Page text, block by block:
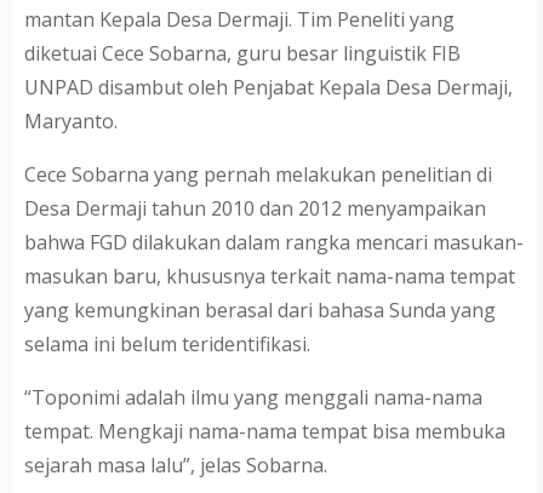
mantan Kepala Desa Dermaji. Tim Peneliti yang
diketuai Cece Sobarna, guru besar linguistik FIB
UNPAD disambut oleh Penjabat Kepala Desa Dermaji,
Maryanto.
Cece Sobarna yang pernah melakukan penelitian di
Desa Dermaji tahun 2010 dan 2012 menyampaikan
bahwa FGD dilakukan dalam rangka mencari masukan-
masukan baru, khususnya terkait nama-nama tempat
yang kemungkinan berasal dari bahasa Sunda yang
selama ini belum teridentifikasi.
“Toponimi adalah ilmu yang menggali nama-nama
tempat. Mengkaji nama-nama tempat bisa membuka
sejarah masa lalu”, jelas Sobarna.